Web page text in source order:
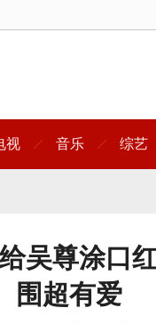
视 音乐 综艺
吴尊涂口
围超有爱